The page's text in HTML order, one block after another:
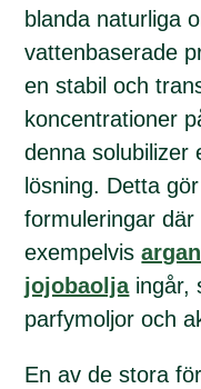
blanda naturliga
vattenbaserade
en stabil och
koncentrationer
denna solubilizer
lösning. Detta
formuleringar
exempelvisargan
jojobaoljaingår,
parfymoljor och
En av de stora